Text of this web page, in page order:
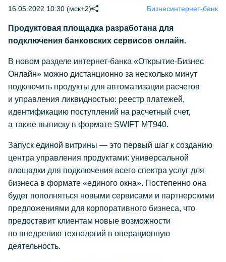
16.05.2022 10:30 (мск+2) Бизнесинтернет-банк
Продуктовая площадка разработана для
подключения банковских сервисов онлайн.
В новом разделе интернет-банка «Открытие-Бизнес
Онлайн» можно дистанционно за несколько минут
подключить продукты для автоматизации расчетов
и управления ликвидностью: реестр платежей,
идентификацию поступлений на расчетный счет,
а также выписку в формате SWIFT MT940.
Запуск единой витрины — это первый шаг к созданию
центра управления продуктами: универсальной
площадки для подключения всего спектра услуг для
бизнеса в формате «единого окна». Постепенно она
будет пополняться новыми сервисами и партнерскими
предложениями для корпоративного бизнеса, что
предоставит клиентам новые возможности
по внедрению технологий в операционную
деятельность.